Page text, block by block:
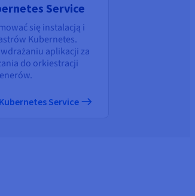
Service
się instalacją i
Kubernetes.
aplikacji za
do orkiestracji
Service